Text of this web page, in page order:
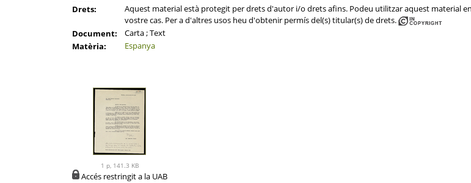
Drets:
Aquest material està protegit per drets d'autor i/o drets afins. Podeu utilitzar aquest material
vostre cas. Per a d'altres usos heu d'obtenir permís del(s) titular(s) de drets.
Document:
Carta ; Text
Matèria:
Espanya
1 p, 141.3 KB
Accés restringit a la UAB